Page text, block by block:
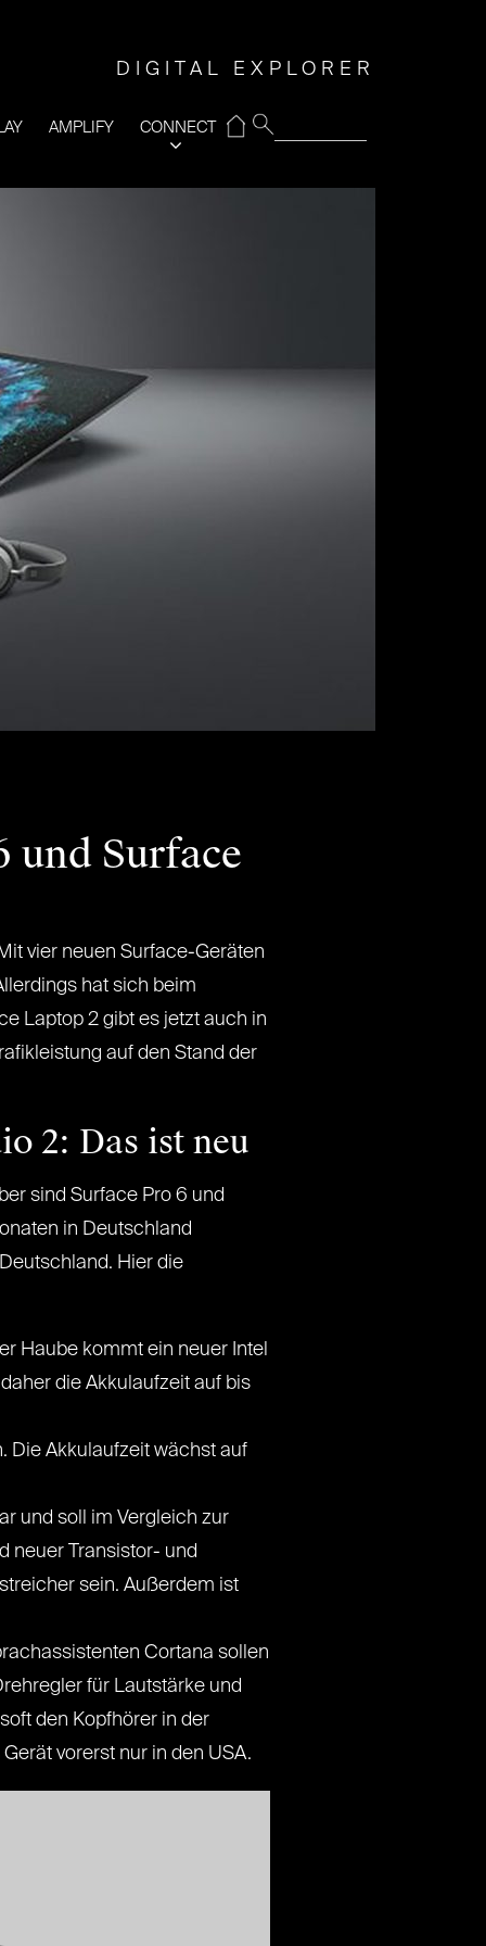
DIGITAL EXPLORER
AMPLIFY CONNECT
⌂
und Surface
vier neuen Surface-Geräten
hat sich beim
Laptop 2 gibt es jetzt auch in
auf den Stand der
2: Das ist neu
sind Surface Pro 6 und
in Deutschland
Hier die
Haube kommt ein neuer Intel
die Akkulaufzeit auf bis
Die Akkulaufzeit wächst auf
und soll im Vergleich zur
neuer Transistor- und
sein. Außerdem ist
Cortana sollen
für Lautstärke und
den Kopfhörer in der
vorerst nur in den USA.